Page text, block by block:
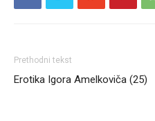
Prethodni tekst
Erotika Igora Amelkoviča (25)